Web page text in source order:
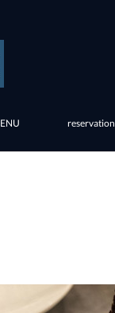
reservation